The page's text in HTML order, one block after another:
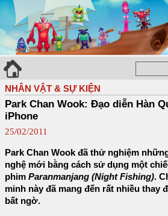
NHÂN VẬT & SỰ KIỆN
Park Chan Wook: Đạo diễn Hàn
iPhone
25/02/2011
Park Chan Wook đã thử nghiệm
nghệ mới bằng cách sử dụng một
phim Paranmanjang (Night Fishing).
minh này đã mang đến rất nhiều thay
bất ngờ.